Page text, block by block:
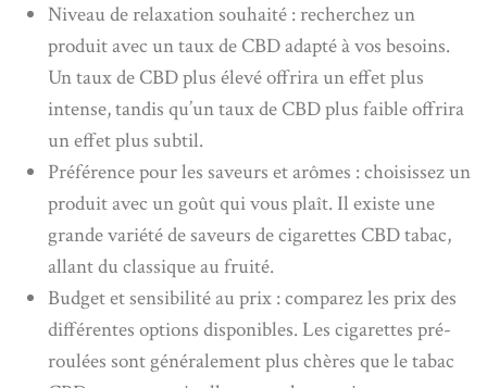
Niveau de relaxation souhaité : recherchez un
produit avec un taux de CBD adapté à vos besoins.
Un taux de CBD plus élevé offrira un effet plus
intense, tandis qu’un taux de CBD plus faible offrira
un effet plus subtil.
Préférence pour les saveurs et arômes : choisissez un
produit avec un goût qui vous plaît. Il existe une
grande variété de saveurs de cigarettes CBD tabac,
allant du classique au fruité.
Budget et sensibilité au prix : comparez les prix des
différentes options disponibles. Les cigarettes pré-
roulées sont généralement plus chères que le tabac